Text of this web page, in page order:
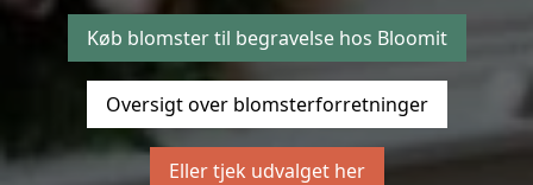
Køb blomster til begravelse hos Bloomit
Oversigt over blomsterforretninger
Eller tjek udvalget her